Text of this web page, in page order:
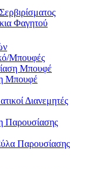
Φαγητού
Μπουφές
Μπουφέ
Μπουφέ
Διανεμητές
Παρουσίασης
Παρουσίασης